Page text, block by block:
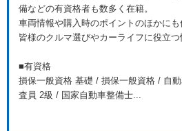
備などの有資格者も数多く在籍。
車両情報や購入時のポイントのほかに
皆様のクルマ選びやカーライフに役立つ
■有資格
損保一般資格 基礎 / 損保一般資格 / 自
査員 2級 / 国家自動車整備士...